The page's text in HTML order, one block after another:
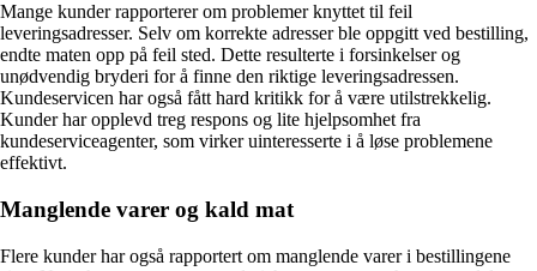
Mange kunder rapporterer om problemer knyttet til feil
leveringsadresser. Selv om korrekte adresser ble oppgitt ved bestilling,
endte maten opp på feil sted. Dette resulterte i forsinkelser og
unødvendig bryderi for å finne den riktige leveringsadressen.
Kundeservicen har også fått hard kritikk for å være utilstrekkelig.
Kunder har opplevd treg respons og lite hjelpsomhet fra
kundeserviceagenter, som virker uinteresserte i å løse problemene
effektivt.
Manglende varer og kald mat
Flere kunder har også rapportert om manglende varer i bestillingene